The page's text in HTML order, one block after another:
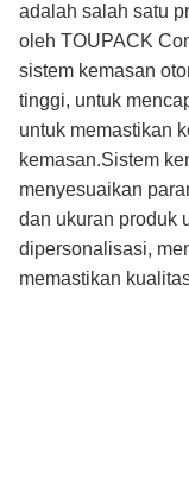
adalah salah satu
oleh TOUPACK
sistem kemasan
tinggi, untuk
untuk memastikan
kemasan.Sistem
menyesuaikan
dan ukuran produk
dipersonalisasi,
memastikan